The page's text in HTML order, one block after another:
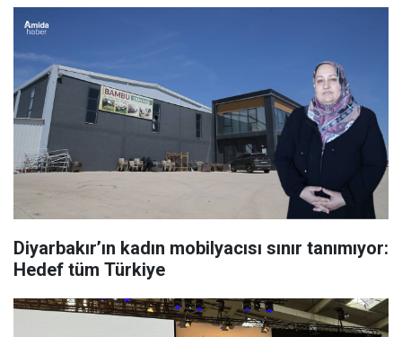
Diyarbakır’ın kadın mobilyacısı sınır tanımıyor:
Hedef tüm Türkiye